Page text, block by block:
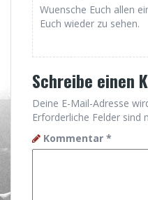
Wuensche Euch allen
Euch wieder zu sehen.
Schreibe einen
Deine E-Mail-Adresse
Erforderliche Felder sind
Kommentar *